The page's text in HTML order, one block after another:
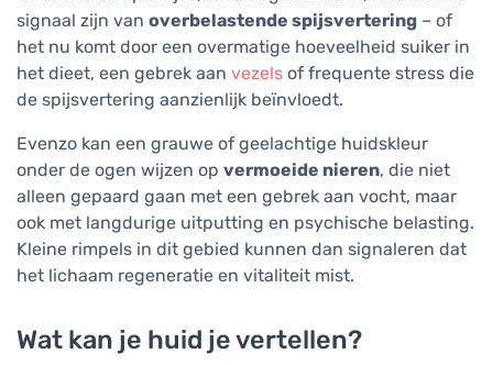
signaal zijn van overbelastende spijsvertering – of
het nu komt door een overmatige hoeveelheid suiker in
het dieet, een gebrek aan vezels of frequente stress die
de spijsvertering aanzienlijk beïnvloedt.
Evenzo kan een grauwe of geelachtige huidskleur
onder de ogen wijzen op vermoeide nieren, die niet
alleen gepaard gaan met een gebrek aan vocht, maar
ook met langdurige uitputting en psychische belasting.
Kleine rimpels in dit gebied kunnen dan signaleren dat
het lichaam regeneratie en vitaliteit mist.
Wat kan je huid je vertellen?